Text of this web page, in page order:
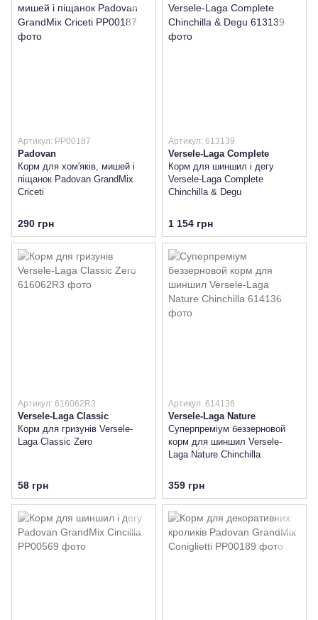
Артикул: PP00187
Padovan
Корм для хом'яків, мишей і
піщанок Padovan GrandMix
Criceti
290 грн
Артикул: 613139
Versele-Laga Complete
Корм для шиншил і дегу
Versele-Laga Complete
Chinchilla & Degu
1 154 грн
Артикул: 616062R3
Versele-Laga Classic
Корм для гризунів Versele-
Laga Classic Zero
58 грн
Артикул: 614136
Versele-Laga Nature
Cуперпреміум беззерновой
корм для шиншил Versele-
Laga Nature Chinchilla
359 грн